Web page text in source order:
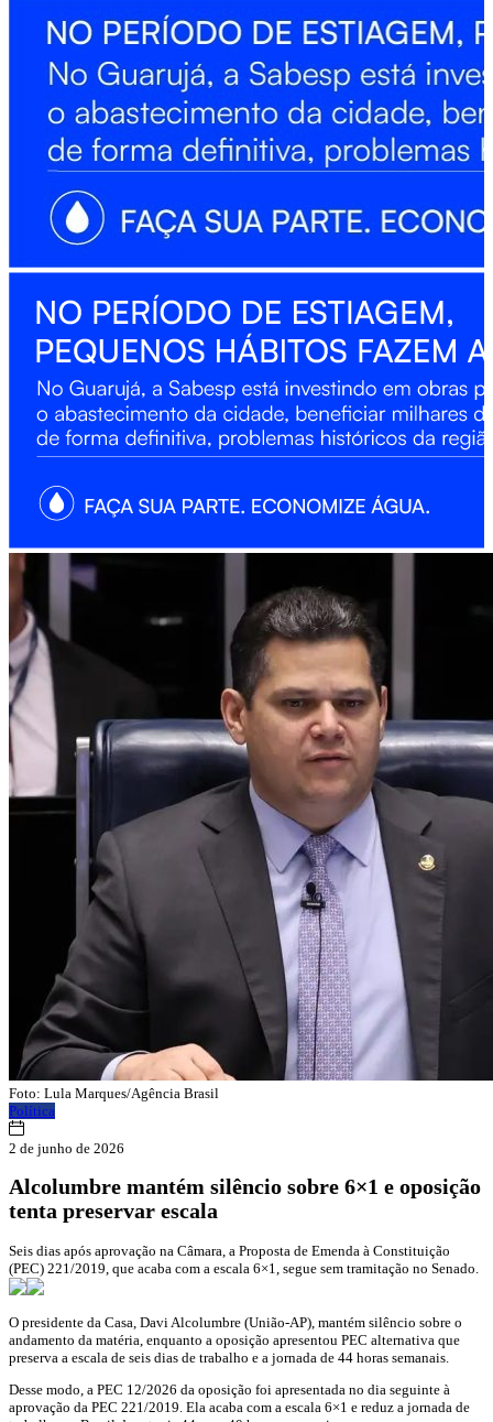
Foto: Lula Marques/Agência Brasil
Política
2 de junho de 2026
Alcolumbre mantém silêncio sobre 6×1 e oposição
tenta preservar escala
Seis dias após aprovação na Câmara, a Proposta de Emenda à Constituição
(PEC) 221/2019, que acaba com a escala 6×1, segue sem tramitação no Senado.
O presidente da Casa, Davi Alcolumbre (União-AP), mantém silêncio sobre o
andamento da matéria, enquanto a oposição apresentou PEC alternativa que
preserva a escala de seis dias de trabalho e a jornada de 44 horas semanais.
Desse modo, a PEC 12/2026 da oposição foi apresentada no dia seguinte à
aprovação da PEC 221/2019. Ela acaba com a escala 6×1 e reduz a jornada de